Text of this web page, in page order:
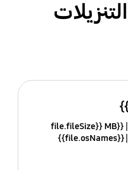
{{file.fileSize}} MB
{{file.osNames}}